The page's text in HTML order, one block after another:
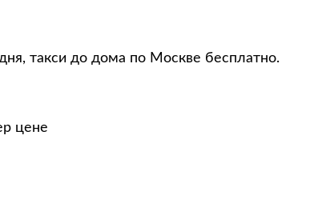
такси до дома по Москве бесплатно.
цене